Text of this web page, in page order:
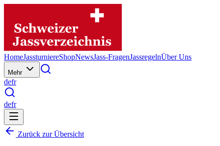
HomeJassturniereShopNewsJass-FragenJassregelnÜber Uns
Mehr
defr
defr
Zurück zur Übersicht